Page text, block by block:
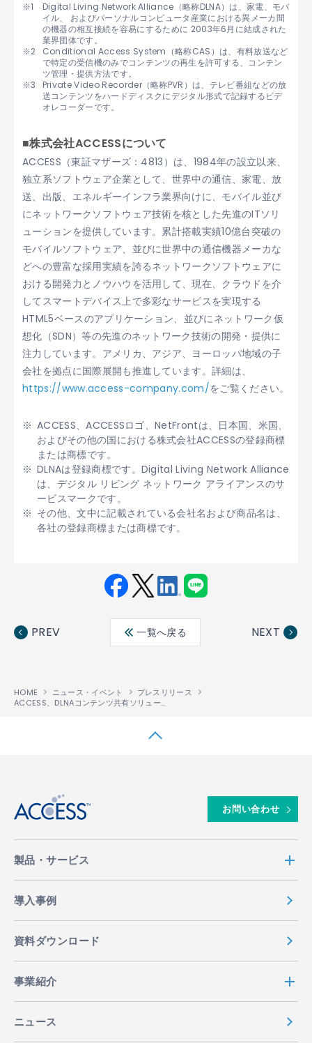
Digital Living Network Alliance（略称DLNA）は、家電、モバ
イル、 およびパーソナルコンピュータ産業における異メーカ間
の機器の相互接続を容易にするために 2003年6月に結成された
業界団体です。
Conditional Access System（略称CAS）は、有料放送など
で特定の受信機のみでコンテンツの再生を許可する、コンテン
ツ管理・提供方法です。
Private Video Recorder（略称PVR）は、テレビ番組などの放
送コンテンツをハードディスクにデジタル形式で記録するビデ
オレコーダーです。
■株式会社ACCESSについて
ACCESS（東証マザーズ：4813）は、1984年の設立以来、
独立系ソフトウェア企業として、世界中の通信、家電、放
送、出版、エネルギーインフラ業界向けに、モバイル並び
にネットワークソフトウェア技術を核とした先進のITソリ
ューションを提供しています。累計搭載実績10億台突破の
モバイルソフトウェア、並びに世界中の通信機器メーカな
どへの豊富な採用実績を誇るネットワークソフトウェアに
おける開発力とノウハウを活用して、現在、クラウドを介
してスマートデバイス上で多彩なサービスを実現する
HTML5ベースのアプリケーション、並びにネットワーク仮
想化（SDN）等の先進のネットワーク技術の開発・提供に
注力しています。アメリカ、アジア、ヨーロッパ地域の子
会社を拠点に国際展開も推進しています。詳細は、
https://www.access-company.com/をご覧ください。
ACCESS、ACCESSロゴ、NetFrontは、日本国、米国、
およびその他の国における株式会社ACCESSの登録商標
または商標です。
DLNAは登録商標です。Digital Living Network Alliance
は、デジタル リビング ネットワーク アライアンスのサ
ービスマークです。
その他、文中に記載されている会社名および商品名は、
各社の登録商標または商標です。
ebo ter
edin
PREV 一覧へ戻る NEXT
HOME ニュース・イベント
プレスリリース
ACCESS、DLNAコンテンツ共有ソリューションおよびHTML5対応ブラウザにより、革新的なマルチスクリーンサービスのデモを披露
お問い合わせ
製品・サービス
導入事例
資料ダウンロード
事業紹介
ニュース